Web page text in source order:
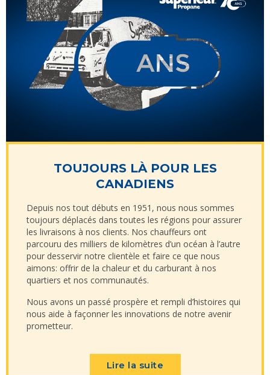
TOUJOURS LÀ POUR LES
CANADIENS
Depuis nos tout débuts en 1951, nous nous sommes
toujours déplacés dans toutes les régions pour assurer
les livraisons à nos clients. Nos chauffeurs ont
parcouru des milliers de kilomètres d’un océan à l’autre
pour desservir notre clientèle et faire ce que nous
aimons: offrir de la chaleur et du carburant à nos
quartiers et nos communautés.
Nous avons un passé prospère et rempli d’histoires qui
nous aide à façonner les innovations de notre avenir
prometteur.
Lire la suite